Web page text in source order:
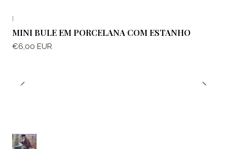
|
MINI BULE EM PORCELANA COM ESTANHO
€6,00 EUR